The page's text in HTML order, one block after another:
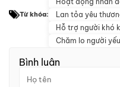
Từ khóa:
Lan tỏa yêu
Hỗ trợ người khó
Chăm lo người
Bình luận